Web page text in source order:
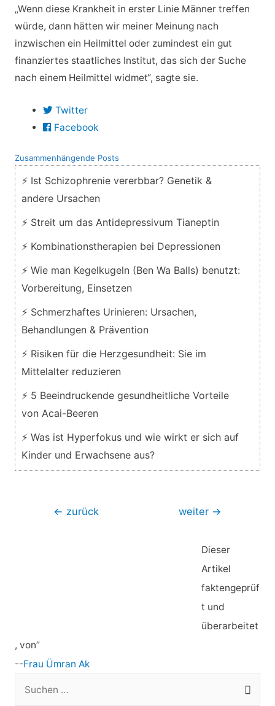
„Wenn diese Krankheit in erster Linie Männer treffen
würde, dann hätten wir meiner Meinung nach
inzwischen ein Heilmittel oder zumindest ein gut
finanziertes staatliches Institut, das sich der Suche
nach einem Heilmittel widmet“, sagte sie.
Twitter
Facebook
Zusammenhängende Posts
⚡ Ist Schizophrenie vererbbar? Genetik &
andere Ursachen
⚡ Streit um das Antidepressivum Tianeptin
⚡ Kombinationstherapien bei Depressionen
⚡ Wie man Kegelkugeln (Ben Wa Balls) benutzt:
Vorbereitung, Einsetzen
⚡ Schmerzhaftes Urinieren: Ursachen,
Behandlungen & Prävention
⚡ Risiken für die Herzgesundheit: Sie im
Mittelalter reduzieren
⚡ 5 Beeindruckende gesundheitliche Vorteile
von Acai-Beeren
⚡ Was ist Hyperfokus und wie wirkt er sich auf
Kinder und Erwachsene aus?
Beitragsnavigation
← zurück weiter →
Dieser
Artikel
faktengeprüf
t und
überarbeitet
, von”
--Frau Ümran Ak